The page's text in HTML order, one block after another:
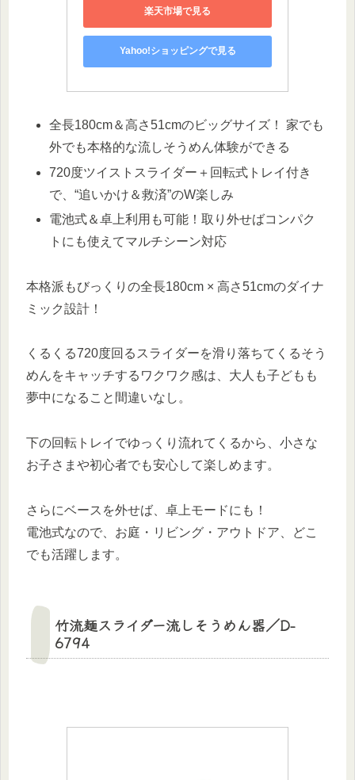
楽天市場で見る
Yahoo!ショッピングで見る
全長180cm＆高さ51cmのビッグサイズ！ 家でも
外でも本格的な流しそうめん体験ができる
720度ツイストスライダー＋回転式トレイ付き
で、“追いかけ＆救済”のW楽しみ
電池式＆卓上利用も可能！取り外せばコンパク
トにも使えてマルチシーン対応
本格派もびっくりの全長180cm × 高さ51cmのダイナ
ミック設計！
くるくる720度回るスライダーを滑り落ちてくるそう
めんをキャッチするワクワク感は、大人も子どもも
夢中になること間違いなし。
下の回転トレイでゆっくり流れてくるから、小さな
お子さまや初心者でも安心して楽しめます。
さらにベースを外せば、卓上モードにも！
電池式なので、お庭・リビング・アウトドア、どこ
でも活躍します。
竹流麺スライダー流しそうめん器／D-
6794